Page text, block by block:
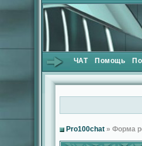
ЧАТ Помощь
Pro100chat » Форма